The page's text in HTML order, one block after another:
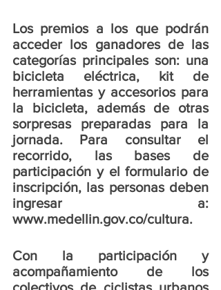
Los premios a los que podrán
acceder los ganadores de las
categorías principales son: una
bicicleta eléctrica, kit de
herramientas y accesorios para
la bicicleta, además de otras
sorpresas preparadas para la
jornada. Para consultar el
recorrido, las bases de
participación y el formulario de
inscripción, las personas deben
ingresar a:
www.medellin.gov.co/cultura.
Con la participación y
acompañamiento de los
colectivos de ciclistas urbanos